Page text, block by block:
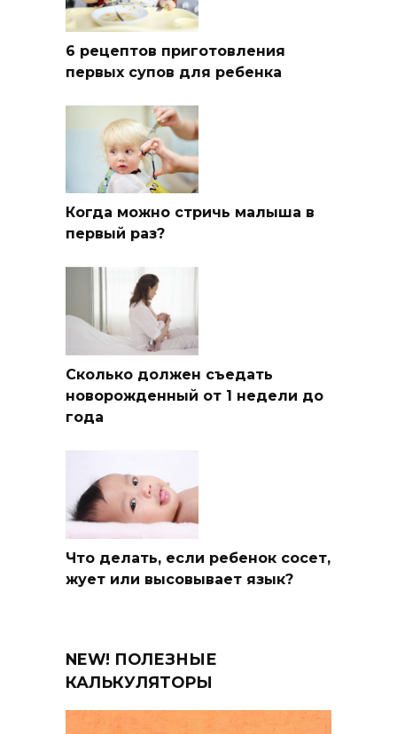
6 рецептов приготовления
первых супов для ребенка
Когда можно стричь малыша в
первый раз?
Сколько должен съедать
новорожденный от 1 недели до
года
Что делать, если ребенок сосет,
жует или высовывает язык?
NEW! ПОЛЕЗНЫЕ
КАЛЬКУЛЯТОРЫ